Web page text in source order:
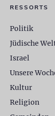
RESSORTS
Politik
Jüdische
Israel
Unsere
Kultur
Religion